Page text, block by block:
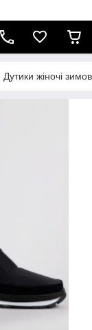
Дутики жіночі